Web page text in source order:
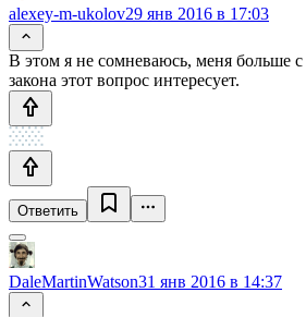
alexey-m-ukolov29 янв 2016 в 17:03
В этом я не сомневаюсь, меня больше
закона этот вопрос интересует.
Ответить
DaleMartinWatson31 янв 2016 в 14:37